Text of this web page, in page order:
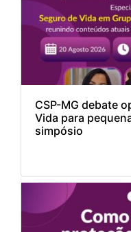
CSP-MG debate
Vida para
simpósio